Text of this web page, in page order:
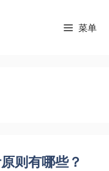
菜单
则有哪些？